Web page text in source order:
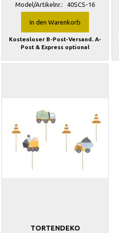
Model/Artikelnr.: 40SCS-16
In den Warenkorb
Kostenloser B-Post-Versand. A-
Post & Express optional
TORTENDEKO